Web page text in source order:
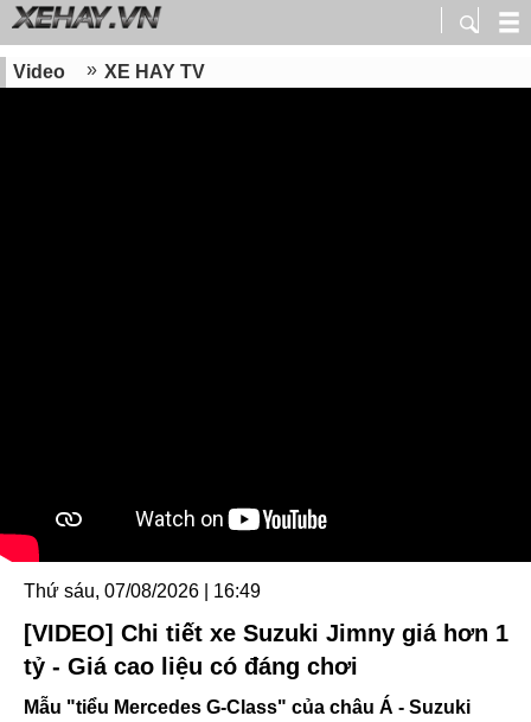
Video XE HAY TV
Thứ sáu, 07/08/2026 | 16:49
[VIDEO] Chi tiết xe Suzuki Jimny giá hơn 1
tỷ - Giá cao liệu có đáng chơi
Mẫu "tiểu Mercedes G-Class" của châu Á - Suzuki